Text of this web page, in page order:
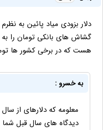
گشاش های بانکی تومان را
هست که در برخی کشور ها
به خسرو :
معلومه که دلارهای از
دیدگاه های سال قبل